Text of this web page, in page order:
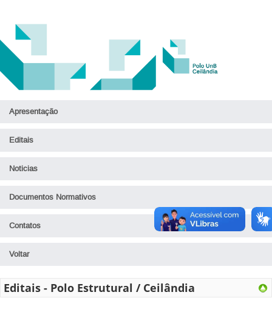
Apresentação
Editais
Noticias
Documentos Normativos
Contatos
Voltar
Editais - Polo Estrutural / Ceilândia